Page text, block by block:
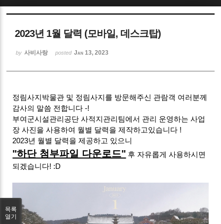
2023년 1월 달력 (모바일, 데스크탑)
by 사비사랑 posted Jan 13, 2023
정림사지박물관 및 정림사지를 방문해주신 관람객 여러분께
감사의 말씀 전합니다 -!
부여군시설관리공단 사적지관리팀에서 관리 운영하는 사업
장 사진을 사용하여 월별 달력을 제작하고있습니다 !
2023년 월별 달력을 제공하고 있으니
"하단 첨부파일 다운로드" 후 자유롭게 사용하시면
되겠습니다! :D
목록
열기
Sketchbook5, 스케치북5
Sketchbook5, 스케치북5